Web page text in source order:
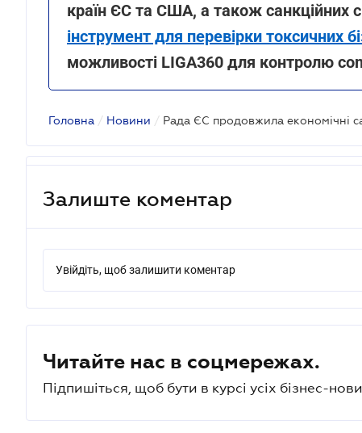
країн ЄС та США, а також
інструмент для перевірки токсичних
можливості LIGA360 для контролю
Головна / Новини / Рада ЄС продовжила економічні
Залиште коментар
Увійдіть, щоб залишити коментар
Читайте нас в соцмережах.
Підпишіться, щоб бути в курсі усіх бізнес-